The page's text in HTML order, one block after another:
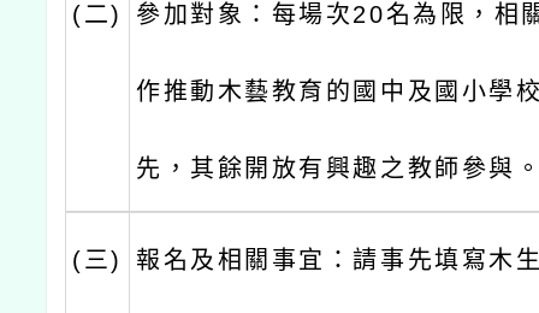
(二) 參加對象：每場次20名為限，相
作推動木藝教育的國中及國小學
先，其餘開放有興趣之教師參與
(三) 報名及相關事宜：請事先填寫木